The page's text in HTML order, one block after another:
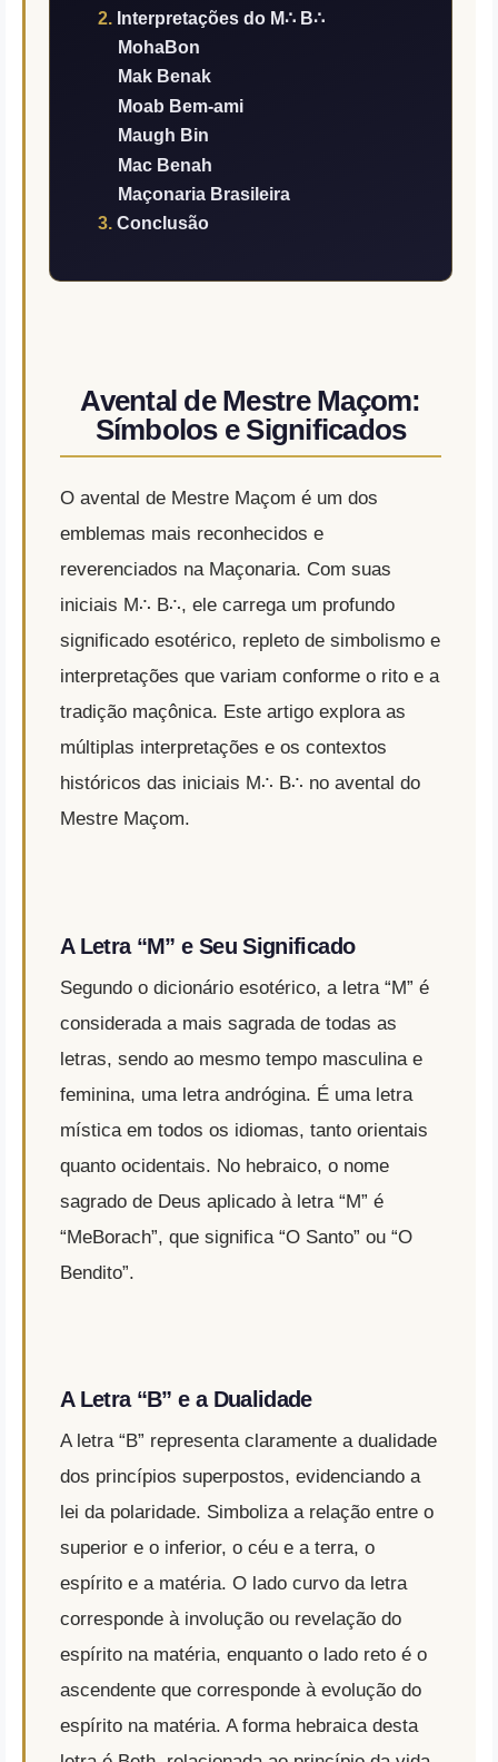
Interpretações do M∴ B∴
MohaBon
Mak Benak
Moab Bem-ami
Maugh Bin
Mac Benah
Maçonaria Brasileira
Conclusão
Avental de Mestre Maçom:
Símbolos e Significados
O avental de Mestre Maçom é um dos
emblemas mais reconhecidos e
reverenciados na Maçonaria. Com suas
iniciais M∴ B∴, ele carrega um profundo
significado esotérico, repleto de simbolismo e
interpretações que variam conforme o rito e a
tradição maçônica. Este artigo explora as
múltiplas interpretações e os contextos
históricos das iniciais M∴ B∴ no avental do
Mestre Maçom.
A Letra “M” e Seu Significado
Segundo o dicionário esotérico, a letra “M” é
considerada a mais sagrada de todas as
letras, sendo ao mesmo tempo masculina e
feminina, uma letra andrógina. É uma letra
mística em todos os idiomas, tanto orientais
quanto ocidentais. No hebraico, o nome
sagrado de Deus aplicado à letra “M” é
“MeBorach”, que significa “O Santo” ou “O
Bendito”.
A Letra “B” e a Dualidade
A letra “B” representa claramente a dualidade
dos princípios superpostos, evidenciando a
lei da polaridade. Simboliza a relação entre o
superior e o inferior, o céu e a terra, o
espírito e a matéria. O lado curvo da letra
corresponde à involução ou revelação do
espírito na matéria, enquanto o lado reto é o
ascendente que corresponde à evolução do
espírito na matéria. A forma hebraica desta